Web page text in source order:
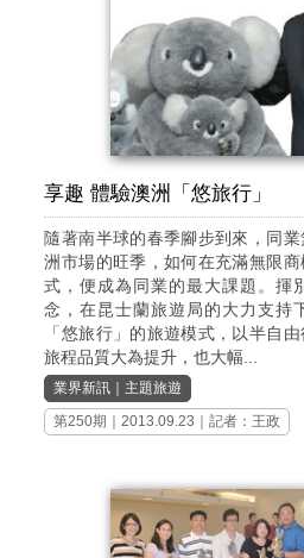
享趣 體驗澳洲「悠旅行」
隨著南半球的春季腳步到來，同
洲市場的旺季，如何在充滿無限
式，便成為同業的最大課題。揮
念，在昆士蘭旅遊局的大力支持
「悠旅行」的旅遊模式，以半自
旅程品質大為提升，也大幅...
業界新訊 ｜ 主題旅遊
第250期 ｜2013.09.23｜記者：王政